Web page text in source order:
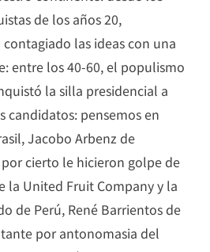
de los años 20,
las ideas con una
entre los 40-60, el populismo
la silla presidencial a
candidatos: pensemos en
Jacobo Arbenz de
cierto le hicieron golpe de
la United Fruit Company y la
de Perú, René Barrientos de
por antonomasia del